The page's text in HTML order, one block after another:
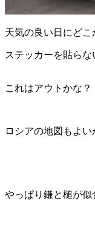
天気の良い日にどこ
ステッカーを貼らな
これはアウトかな？
ロシアの地図もよい
やっぱり鎌と槌が